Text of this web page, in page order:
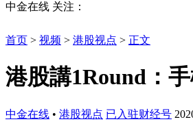
中金在线 关注：
首页 > 视频 > 港股视点 > 正文
港股講1Round：
中金在线 • 港股视点 已入驻财经号